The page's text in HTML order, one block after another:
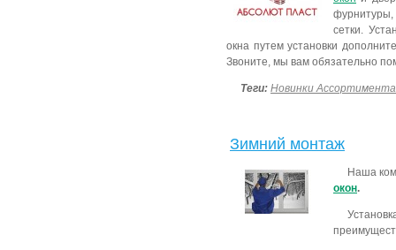
сетки.
окна путем установки
Звоните, мы вам обязательно
Теги: Новинки Ассортимента
Зимний монтаж
Наша
окон.